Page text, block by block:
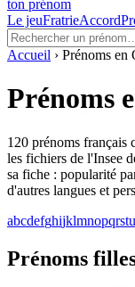
ton prénom
Le jeuFratrieAccord
Accueil › Prénoms en
Prénoms
120 prénoms français
les fichiers de l'Insee
sa fiche : popularité
d'autres langues et
abcdefghijklmnopqrstu
Prénoms